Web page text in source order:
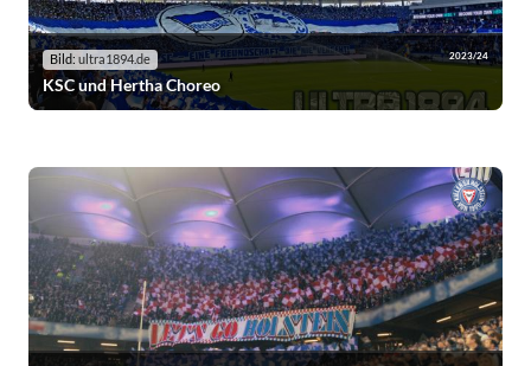
Bild: ultra1894.de 2023/24
KSC und Hertha Choreo